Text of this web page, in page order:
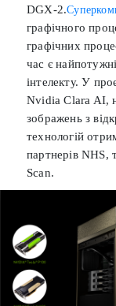
DGX-2.
графічного
графічних
час є
інтелекту. У
Nvidia Clara AI,
зображень з
технологій
партнерів NHS,
Scan.